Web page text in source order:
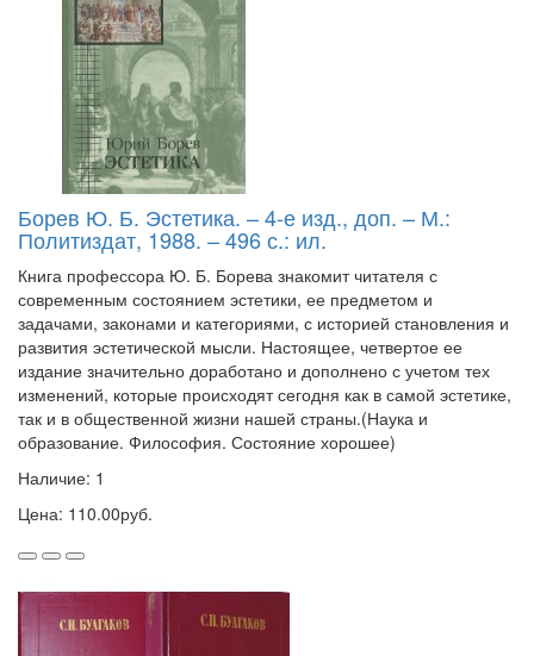
Борев Ю. Б. Эстетика. – 4-е изд., доп. – М.:
Политиздат, 1988. – 496 с.: ил.
Книга профессора Ю. Б. Борева знакомит читателя с
современным состоянием эстетики, ее предметом и
задачами, законами и категориями, с историей становления и
развития эстетической мысли. Настоящее, четвертое ее
издание значительно доработано и дополнено с учетом тех
изменений, которые происходят сегодня как в самой эстетике,
так и в общественной жизни нашей страны.(Наука и
образование. Философия. Состояние хорошее)
Наличие: 1
Цена: 110.00руб.